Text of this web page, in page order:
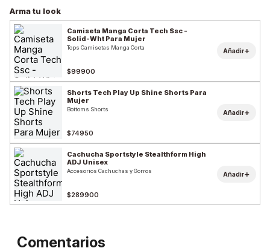
Arma tu look
Camiseta Manga Corta Tech Ssc -
Solid-Wht Para Mujer
Tops Camisetas Manga Corta
$99900
Añadir+
Shorts Tech Play Up Shine Shorts Para
Mujer
Bottoms Shorts
$74950
Añadir+
Cachucha Sportstyle Stealthform High
ADJ Unisex
Accesorios Cachuchas y Gorros
$289900
Añadir+
Comentarios